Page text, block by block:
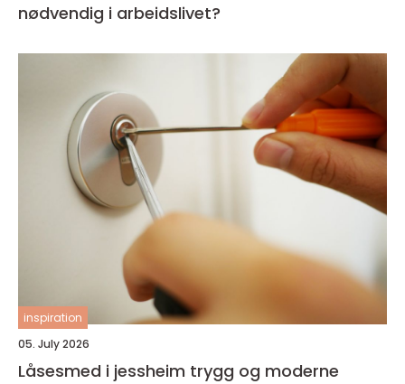
nødvendig i arbeidslivet?
inspiration
05. July 2026
Låsesmed i jessheim trygg og moderne